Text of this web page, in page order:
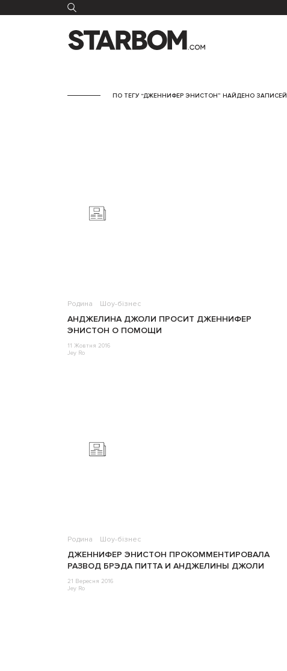
ПО ТЕГУ “ДЖЕННИФЕР ЭНИСТОН” НАЙДЕНО
Родина Шоу-бізнес
АНДЖЕЛИНА ДЖОЛИ ПРОСИТ ДЖЕННИФЕР
ЭНИСТОН О ПОМОЩИ
11 Жовтня 2016
Jey Ro
Родина Шоу-бізнес
ДЖЕННИФЕР ЭНИСТОН ПРОКОММЕНТИРОВАЛА
РАЗВОД БРЭДА ПИТТА И АНДЖЕЛИНЫ ДЖОЛИ
21 Вересня 2016
Jey Ro